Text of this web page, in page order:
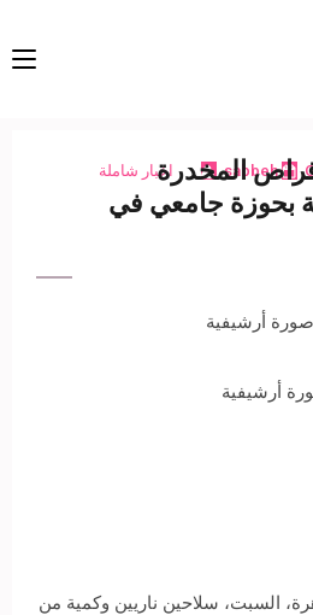
sabbeh اخبار شاملةالمخدرة
بحوزة جامعي في
أرشيفية
السبت، سلاحين ناريين وكمية من